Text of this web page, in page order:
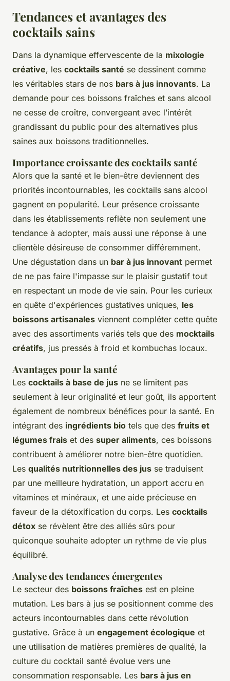
Tendances et avantages des
cocktails sains
Dans la dynamique effervescente de la mixologie
créative, les cocktails santé se dessinent comme
les véritables stars de nos bars à jus innovants. La
demande pour ces boissons fraîches et sans alcool
ne cesse de croître, convergeant avec l’intérêt
grandissant du public pour des alternatives plus
saines aux boissons traditionnelles.
Importance croissante des cocktails santé
Alors que la santé et le bien-être deviennent des
priorités incontournables, les cocktails sans alcool
gagnent en popularité. Leur présence croissante
dans les établissements reflète non seulement une
tendance à adopter, mais aussi une réponse à une
clientèle désireuse de consommer différemment.
Une dégustation dans un bar à jus innovant permet
de ne pas faire l'impasse sur le plaisir gustatif tout
en respectant un mode de vie sain. Pour les curieux
en quête d'expériences gustatives uniques, les
boissons artisanales viennent compléter cette quête
avec des assortiments variés tels que des mocktails
créatifs, jus pressés à froid et kombuchas locaux.
Avantages pour la santé
Les cocktails à base de jus ne se limitent pas
seulement à leur originalité et leur goût, ils apportent
également de nombreux bénéfices pour la santé. En
intégrant des ingrédients bio tels que des fruits et
légumes frais et des super aliments, ces boissons
contribuent à améliorer notre bien-être quotidien.
Les qualités nutritionnelles des jus se traduisent
par une meilleure hydratation, un apport accru en
vitamines et minéraux, et une aide précieuse en
faveur de la détoxification du corps. Les cocktails
détox se révèlent être des alliés sûrs pour
quiconque souhaite adopter un rythme de vie plus
équilibré.
Analyse des tendances émergentes
Le secteur des boissons fraîches est en pleine
mutation. Les bars à jus se positionnent comme des
acteurs incontournables dans cette révolution
gustative. Grâce à un engagement écologique et
une utilisation de matières premières de qualité, la
culture du cocktail santé évolue vers une
consommation responsable. Les bars à jus en